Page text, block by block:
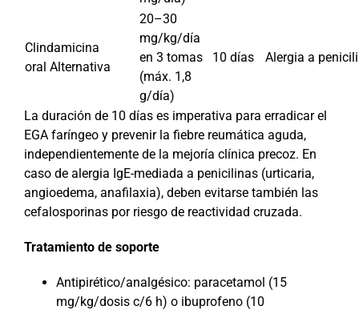
Clindamicina
oral Alternativa
20–30
mg/kg/día
en 3 tomas
(máx. 1,8
g/día)
10 días Alergia a
La duración de 10 días es imperativa para erradicar el
EGA faríngeo y prevenir la fiebre reumática aguda,
independientemente de la mejoría clínica precoz. En
caso de alergia IgE-mediada a penicilinas (urticaria,
angioedema, anafilaxia), deben evitarse también las
cefalosporinas por riesgo de reactividad cruzada.
Tratamiento de soporte
Antipirético/analgésico: paracetamol (15
mg/kg/dosis c/6 h) o ibuprofeno (10